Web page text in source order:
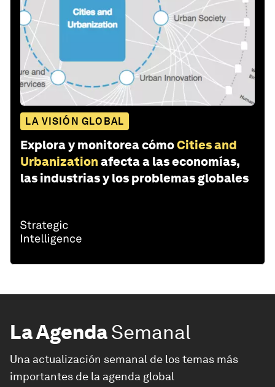
LA VISIÓN GLOBAL
Explora y monitorea cómoCities and
Urbanization afecta a las economías,
las industrias y los problemas globales
La AgendaSemanal
Una actualización semanal de los temas más
importantes de la agenda global